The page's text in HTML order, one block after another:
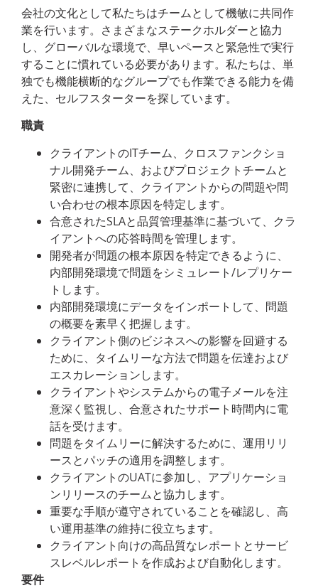
会社の文化として私たちはチームとして機敏に共同作
業を行います。さまざまなステークホルダーと協力
し、グローバルな環境で、早いペースと緊急性で実行
することに慣れている必要があります。私たちは、単
独でも機能横断的なグループでも作業できる能力を備
えた、セルフスターターを探しています。
職責
クライアントのITチーム、クロスファンクショ
ナル開発チーム、およびプロジェクトチームと
緊密に連携して、クライアントからの問題や問
い合わせの根本原因を特定します。
合意されたSLAと品質管理基準に基づいて、クラ
イアントへの応答時間を管理します。
開発者が問題の根本原因を特定できるように、
内部開発環境で問題をシミュレート/レプリケー
トします。
内部開発環境にデータをインポートして、問題
の概要を素早く把握します。
クライアント側のビジネスへの影響を回避する
ために、タイムリーな方法で問題を伝達および
エスカレーションします。
クライアントやシステムからの電子メールを注
意深く監視し、合意されたサポート時間内に電
話を受けます。
問題をタイムリーに解決するために、運用リリ
ースとパッチの適用を調整します。
クライアントのUATに参加し、アプリケーショ
ンリリースのチームと協力します。
重要な手順が遵守されていることを確認し、高
い運用基準の維持に役立ちます。
クライアント向けの高品質なレポートとサービ
スレベルレポートを作成および自動化します。
要件